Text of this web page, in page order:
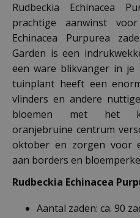
Rudbeckia Echinacea
prachtige aanwinst
Echinacea Purpurea
Garden is een
een ware blikvanger in je
tuinplant heeft een
vlinders en andere
bloemen met het
oranjebruine centrum
oktober en zorgen voor
aan borders en
Rudbeckia Echinacea
Aantal zaden: ca. 90